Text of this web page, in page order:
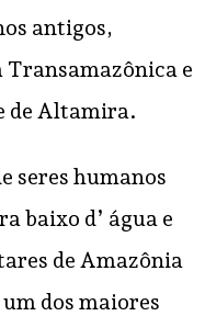
antigos,
Transamazônica e
de Altamira.
seres humanos
baixo d’ água e
de Amazônia
dos maiores